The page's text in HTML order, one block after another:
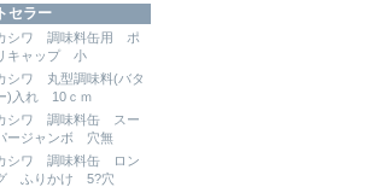
セラー
シワ 調味料缶用 ポ
キャップ 小
シワ 丸型調味料(バタ
)入れ 10ｃｍ
シワ 調味料缶 スー
ージャンボ 穴無
シワ 調味料缶 ロン
ふりかけ 5?穴